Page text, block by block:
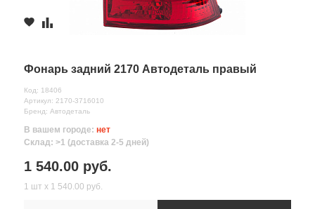
Фонарь задний 2170 Автодеталь правый
Код: 18406
Артикул: 2170-3716010
Бренд: Автодеталь
В вашем городе: нет
Склад: >1 (доставка 2-5 дней)
1 540.00 руб.
1 шт х 1 540.00 руб.